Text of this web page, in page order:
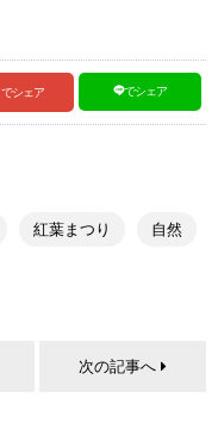
でシェア でシェア
紅葉まつり 自然
次の記事へ